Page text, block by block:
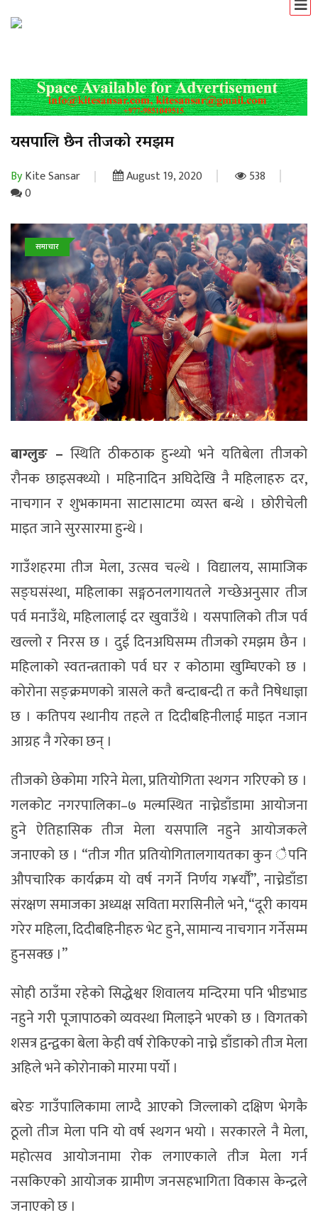
यसपालि छैन तीजको रमझम
ByKite Sansar August 19, 2020
538
0
समाचार
बाग्लुङ – स्थिति ठीकठाक हुन्थ्यो भने यतिबेला तीजको
रौनक छाइसक्थ्यो । महिनादिन अघिदेखि नै महिलाहरु दर,
नाचगान र शुभकामना साटासाटमा व्यस्त बन्थे । छोरीचेली
माइत जाने सुरसारमा हुन्थे ।
गाउँशहरमा तीज मेला, उत्सव चल्थे । विद्यालय, सामाजिक
सङ्घसंस्था, महिलाका सङ्गठनलगायतले गच्छेअनुसार तीज
पर्व मनाउँथे, महिलालाई दर खुवाउँथे । यसपालिको तीज पर्व
खल्लो र निरस छ । दुई दिनअघिसम्म तीजको रमझम छैन ।
महिलाको स्वतन्त्रताको पर्व घर र कोठामा खुम्चिएको छ ।
कोरोना सङ्क्रमणको त्रासले कतै बन्दाबन्दी त कतै निषेधाज्ञा
छ । कतिपय स्थानीय तहले त दिदीबहिनीलाई माइत नजान
आग्रह नै गरेका छन् ।
तीजको छेकोमा गरिने मेला, प्रतियोगिता स्थगन गरिएको छ ।
गलकोट नगरपालिका–७ मल्मस्थित नाच्नेडाँडामा आयोजना
हुने ऐतिहासिक तीज मेला यसपालि नहुने आयोजकले
जनाएको छ । “तीज गीत प्रतियोगितालगायतका कुन ैपनि
औपचारिक कार्यक्रम यो वर्ष नगर्ने निर्णय ग¥र्यौँ”, नाच्नेडाँडा
संरक्षण समाजका अध्यक्ष सविता मरासिनीले भने, “दूरी कायम
गरेर महिला, दिदीबहिनीहरु भेट हुने, सामान्य नाचगान गर्नेसम्म
हुनसक्छ ।”
सोही ठाउँमा रहेको सिद्धेश्वर शिवालय मन्दिरमा पनि भीडभाड
नहुने गरी पूजापाठको व्यवस्था मिलाइने भएको छ । विगतको
शसत्र द्वन्द्वका बेला केही वर्ष रोकिएको नाच्ने डाँडाको तीज मेला
अहिले भने कोरोनाको मारमा पर्यो ।
बरेङ गाउँपालिकामा लाग्दै आएको जिल्लाको दक्षिण भेगकै
ठूलो तीज मेला पनि यो वर्ष स्थगन भयो । सरकारले नै मेला,
महोत्सव आयोजनामा रोक लगाएकाले तीज मेला गर्न
नसकिएको आयोजक ग्रामीण जनसहभागिता विकास केन्द्रले
जनाएको छ ।